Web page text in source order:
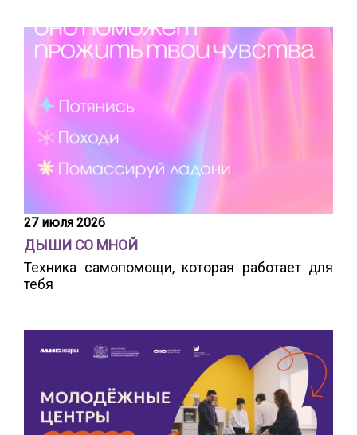
27 июля 2026
ДЫШИ СО МНОЙ
Техника самопомощи, которая работает для
тебя